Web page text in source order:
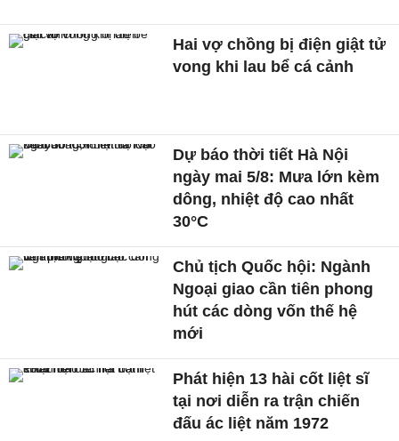
Hai vợ chồng bị điện giật tử
vong khi lau bể cá cảnh
Dự báo thời tiết Hà Nội
ngày mai 5/8: Mưa lớn kèm
dông, nhiệt độ cao nhất
30°C
Chủ tịch Quốc hội: Ngành
Ngoại giao cần tiên phong
hút các dòng vốn thế hệ
mới
Phát hiện 13 hài cốt liệt sĩ
tại nơi diễn ra trận chiến
đấu ác liệt năm 1972